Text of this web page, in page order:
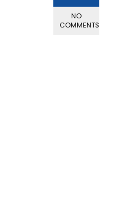
NO
COMMENTS